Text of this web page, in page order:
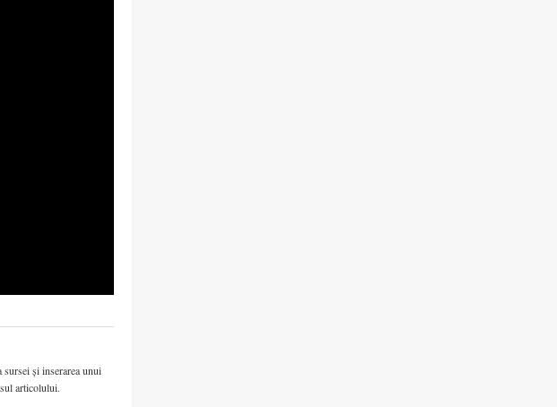
și inserarea unui
articolului.